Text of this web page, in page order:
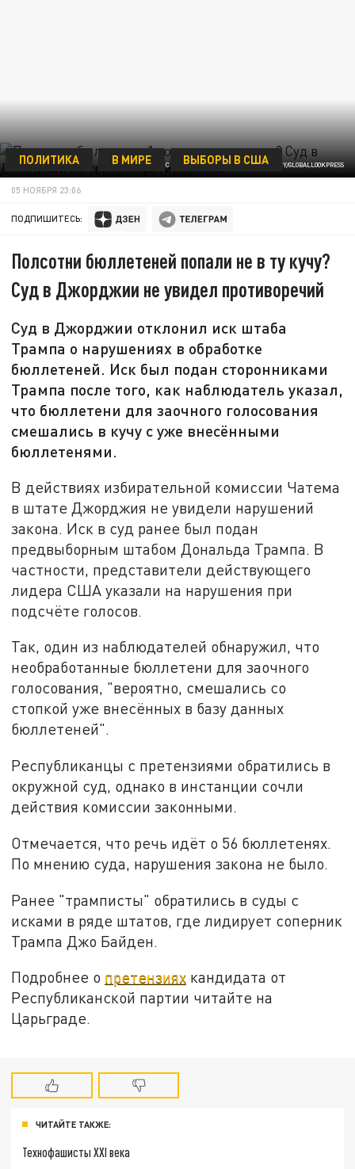
ФОТО: MICHAEL NIGRO/KEYSTONE PRESS AGENCY/GLOBALLOOKPRESS
ПОЛИТИКА В МИРЕ ВЫБОРЫ В США
05 НОЯБРЯ 23:06
ПОДПИШИТЕСЬ:
Полсотни бюллетеней попали не в ту кучу?
Суд в Джорджии не увидел противоречий
Суд в Джорджии отклонил иск штаба
Трампа о нарушениях в обработке
бюллетеней. Иск был подан сторонниками
Трампа после того, как наблюдатель указал,
что бюллетени для заочного голосования
смешались в кучу с уже внесёнными
бюллетенями.
В действиях избирательной комиссии Чатема
в штате Джорджия не увидели нарушений
закона. Иск в суд ранее был подан
предвыборным штабом Дональда Трампа. В
частности, представители действующего
лидера США указали на нарушения при
подсчёте голосов.
Так, один из наблюдателей обнаружил, что
необработанные бюллетени для заочного
голосования, "вероятно, смешались со
стопкой уже внесённых в базу данных
бюллетеней".
Республиканцы с претензиями обратились в
окружной суд, однако в инстанции сочли
действия комиссии законными.
Отмечается, что речь идёт о 56 бюллетенях.
По мнению суда, нарушения закона не было.
Ранее "трамписты" обратились в суды с
исками в ряде штатов, где лидирует соперник
Трампа Джо Байден.
Подробнее о претензиях кандидата от
Республиканской партии читайте на
Царьграде.
ЧИТАЙТЕ ТАКЖЕ:
Технофашисты XXI века